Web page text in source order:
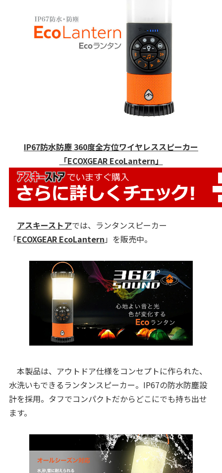
IP67防水防塵 360度全方位ワイヤレススピーカー
「ECOXGEAR EcoLantern」
アスキーストアでは、ランタンスピーカー
「ECOXGEAR EcoLantern 」を販売中。
本製品は、アウトドア仕様をコンセプトに作られた、
水洗いもできるランタンスピーカー。IP67の防水防塵設
計を採用。タフでコンパクトだからどこにでも持ち出せ
ます。